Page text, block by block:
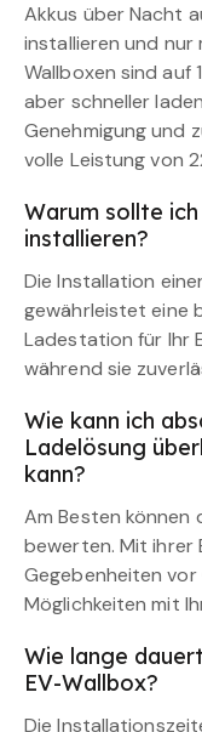
Akkus über Nacht
installieren und nur
Wallboxen sind auf
aber schneller
Genehmigung und
volle Leistung von
Warum sollte
installieren?
Die Installation
gewährleistet eine
Ladestation für Ihr
während sie
Wie kann ich
Ladelösung
kann?
Am Besten können
bewerten. Mit ihrer
Gegebenheiten
Möglichkeiten mit
Wie lange
EV-Wallbox?
Die